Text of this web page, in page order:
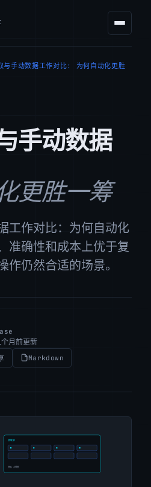
与手动数据工作对比: 为何自动化更胜
手动数据
更胜一筹
工作对比：为何自动化
准确性和成本上优于复
作仍然合适的场景。
个月前更新
Markdown